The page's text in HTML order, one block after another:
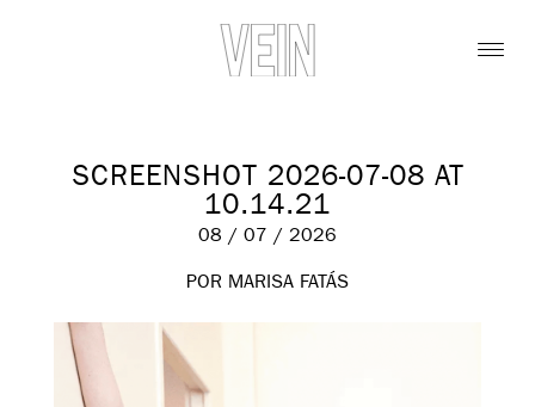
SCREENSHOT 2026-07-08 AT
10.14.21
08 / 07 / 2026
POR MARISA FATÁS